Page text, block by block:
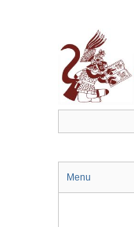
Menu